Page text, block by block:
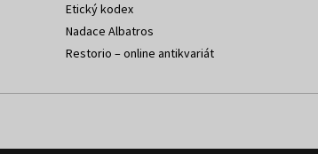
Etický kodex
Nadace Albatros
Restorio – online antikvariát